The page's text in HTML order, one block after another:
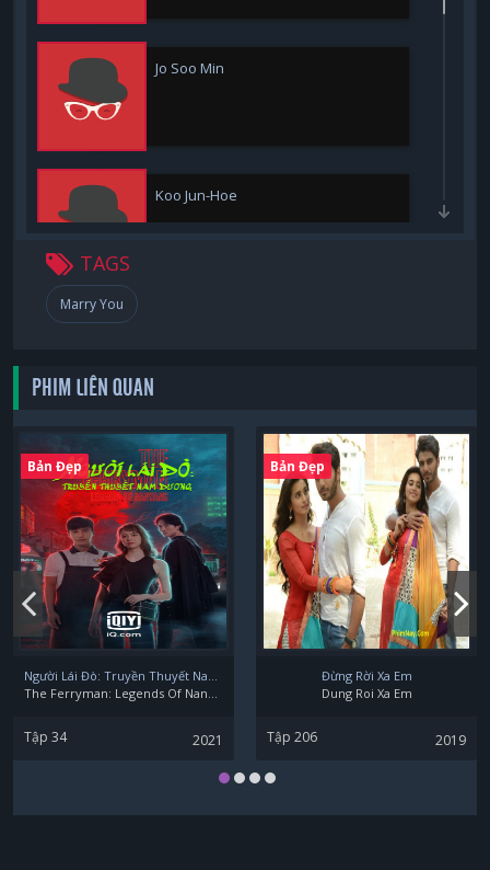
Jo Soo Min
Koo Jun-Hoe
Woo Hyun
Kim Mi Ryu
Kim Kang-hyun
TAGS
Marry You
PHIM LIÊN QUAN
Bản Đẹp
Tập 34 2021
Bản Đẹp
Đừng Rời Xa Em
Dung Roi Xa Em
Tập 206 2019